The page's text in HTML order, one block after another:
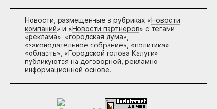
Новости, размещенные в рубриках «Новости
компаний» и «Новости партнеров» с тегами
«реклама», «городская дума»,
«законодательное собрание», «политика»,
«область», «Городской голова Калуги»
публикуются на договорной, рекламно-
информационной основе.